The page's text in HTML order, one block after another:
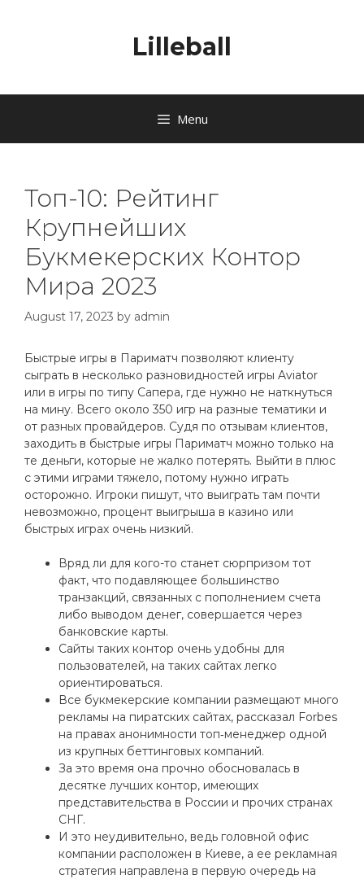
Lilleball
Menu
Топ-10: Рейтинг
Крупнейших
Букмекерских Контор
Мира 2023
August 17, 2023 by admin
Быстрые игры в Париматч позволяют клиенту
сыграть в несколько разновидностей игры Aviator
или в игры по типу Сапера, где нужно не наткнуться
на мину. Всего около 350 игр на разные тематики и
от разных провайдеров. Судя по отзывам клиентов,
заходить в быстрые игры Париматч можно только на
те деньги, которые не жалко потерять. Выйти в плюс
с этими играми тяжело, потому нужно играть
осторожно. Игроки пишут, что выиграть там почти
невозможно, процент выигрыша в казино или
быстрых играх очень низкий.
Вряд ли для кого-то станет сюрпризом тот
факт, что подавляющее большинство
транзакций, связанных с пополнением счета
либо выводом денег, совершается через
банковские карты.
Сайты таких контор очень удобны для
пользователей, на таких сайтах легко
ориентироваться.
Все букмекерские компании размещают много
рекламы на пиратских сайтах, рассказал Forbes
на правах анонимности топ‑менеджер одной
из крупных беттинговых компаний.
За это время она прочно обосновалась в
десятке лучших контор, имеющих
представительства в России и прочих странах
СНГ.
И это неудивительно, ведь головной офис
компании расположен в Киеве, а ее рекламная
стратегия направлена в первую очередь на